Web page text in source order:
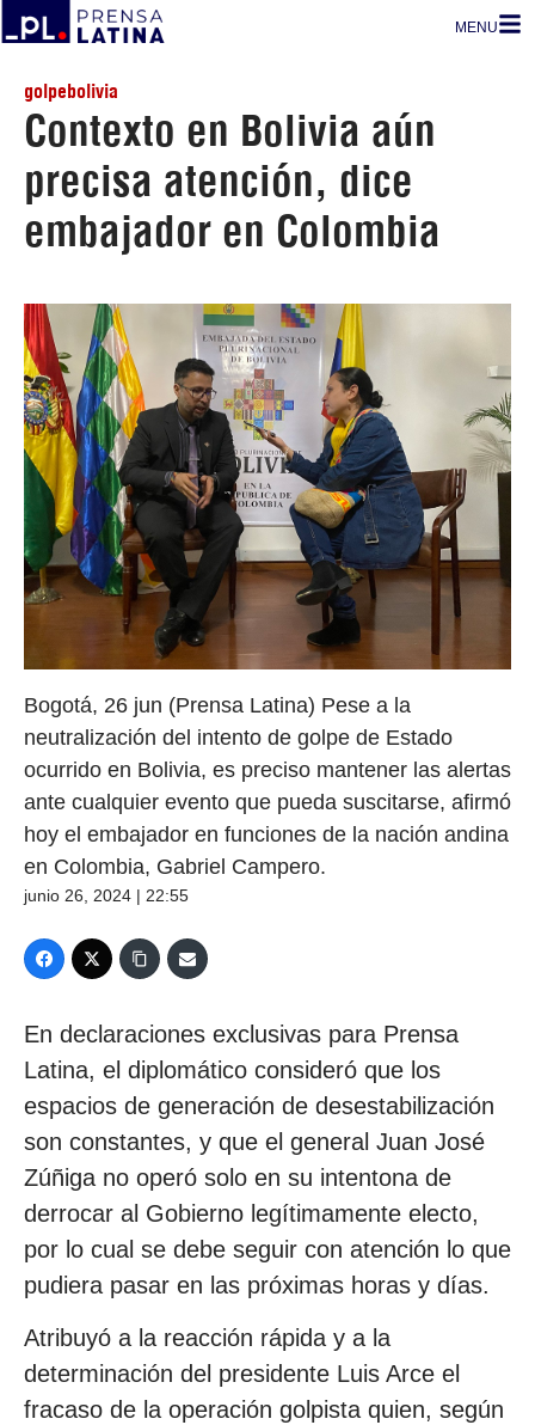
MENU
golpebolivia
Contexto en Bolivia aún
precisa atención, dice
embajador en Colombia
Bogotá, 26 jun (Prensa Latina) Pese a la
neutralización del intento de golpe de Estado
ocurrido en Bolivia, es preciso mantener las alertas
ante cualquier evento que pueda suscitarse, afirmó
hoy el embajador en funciones de la nación andina
en Colombia, Gabriel Campero.
junio 26, 2024 | 22:55
En declaraciones exclusivas para Prensa
Latina, el diplomático consideró que los
espacios de generación de desestabilización
son constantes, y que el general Juan José
Zúñiga no operó solo en su intentona de
derrocar al Gobierno legítimamente electo,
por lo cual se debe seguir con atención lo que
pudiera pasar en las próximas horas y días.
Atribuyó a la reacción rápida y a la
determinación del presidente Luis Arce el
fracaso de la operación golpista quien, según